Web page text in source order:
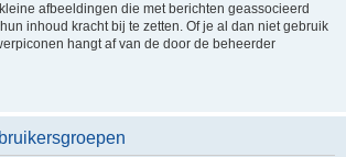
afbeeldingen die met berichten geassocieerd
inhoud kracht bij te zetten. Of je al dan niet gebruik
hangt af van de door de beheerder